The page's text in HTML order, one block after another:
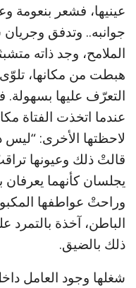
عينيها، فشعر
جوانبه.. وتدفق
الملامح، وجد ذاته
هبطت من مكانها،
التعرّف عليها بسهولة.
عندما اتخذت الفتاة
لاحظتها الأخرى: “ليس
قالتْ ذلك وعيونها
يجلسان كأنهما
وراحتْ عواطفها
الباطن، آخذة بالتمرد
ذلك بالضيق.
شغلها وجود العامل